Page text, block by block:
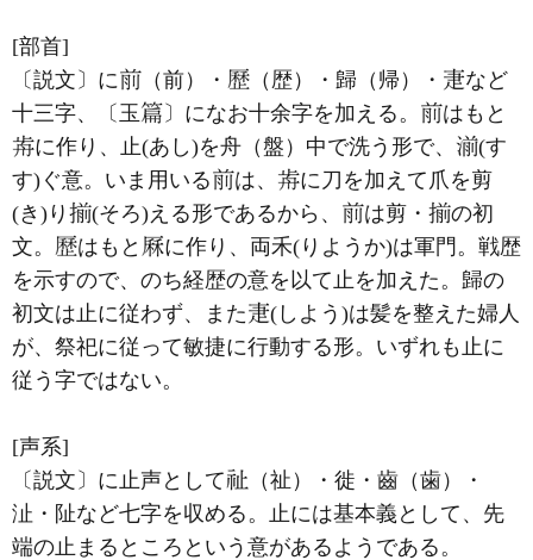
[部首]
〔説文〕に
（前）・ （歴）・歸（帰）・
など
十三字、〔玉
〕になお十余字を加える。
はもと
に作り、止(あし)を舟（盤）中で洗う形で、
(す
す)ぐ意。いま用いる
は、
に刀を加えて爪を剪
(き)り
(そろ)える形であるから、 は剪・
の初
文。
はもと
に作り、両禾(りようか)は軍門。戦歴
を示すので、のち経歴の意を以て止を加えた。歸の
初文は止に従わず、また
(しよう)は髪を整えた婦人
が、祭祀に従って敏捷に行動する形。いずれも止に
従う字ではない。
[声系]
〔説文〕に止声として
（祉）・徙・齒（歯）・
沚・阯など七字を収める。止には基本義として、先
端の止まるところという意があるようである。